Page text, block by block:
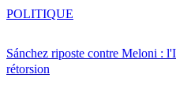
Sánchez riposte contre Meloni :
rétorsion
POLITIQUE